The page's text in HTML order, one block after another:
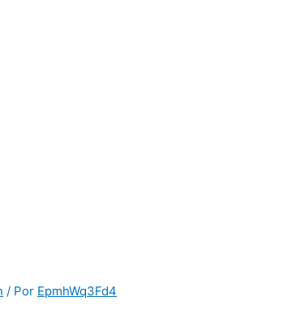
/ Por EpmhWq3Fd4